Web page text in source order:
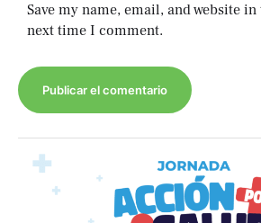
Save my name, email, and website
next time I comment.